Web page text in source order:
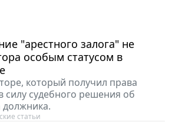
"арестного залога" не
особым статусом в
который получил права
силу судебного решения об
должника.
статьи